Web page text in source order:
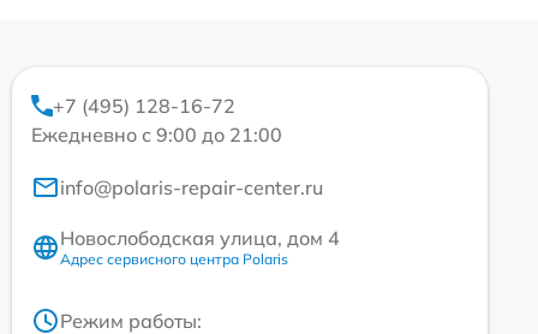
+7 (495) 128-16-72
Ежедневно с 9:00 до 21:00
info@polaris-repair-center.ru
Новослободская улица, дом 4
Адрес сервисного центра Polaris
Режим работы: